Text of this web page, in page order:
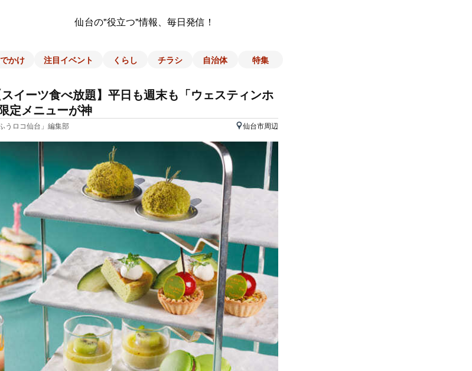
仙台の"役立つ"情報、毎日発信！
かけ 注目イベント くらし チラシ 自治体 特集
イーツ食べ放題】平日も週末も「ウェスティンホ
定メニューが神
うロコ仙台」編集部 仙台市周辺